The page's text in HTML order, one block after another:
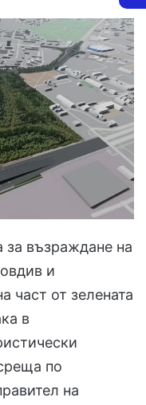
за възраждане на
и
част от зелената
в
по
на